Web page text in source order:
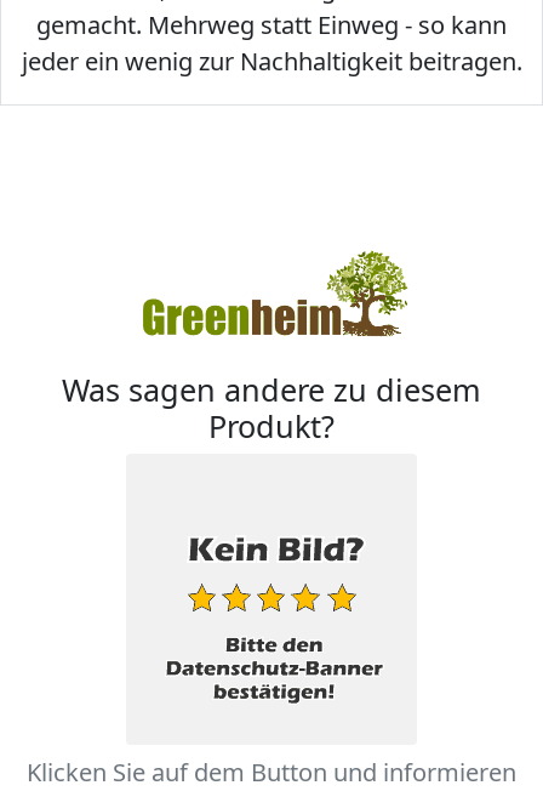
gemacht. Mehrweg statt Einweg - so kann
jeder ein wenig zur Nachhaltigkeit beitragen.
Was sagen andere zu diesem
Produkt?
Klicken Sie auf dem Button und informieren